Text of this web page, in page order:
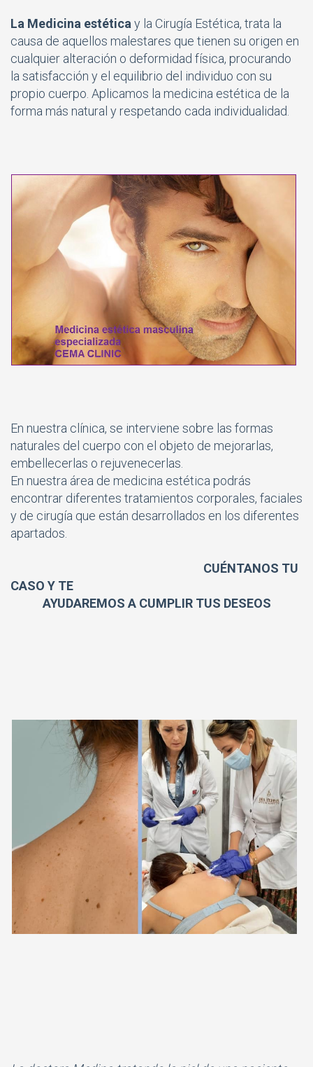
La Medicina estéticay la Cirugía Estética, trata la
causa de aquellos malestares que tienen su origen en
cualquier alteración o deformidad física, procurando
la satisfacción y el equilibrio del individuo con su
propio cuerpo. Aplicamos la medicina estética de la
forma más natural y respetando cada individualidad.
En nuestra clínica, se interviene sobre las formas
naturales del cuerpo con el objeto de mejorarlas,
embellecerlas o rejuvenecerlas.
En nuestra área de medicina estética podrás
encontrar diferentes tratamientos corporales, faciales
y de cirugía que están desarrollados en los diferentes
apartados.
CUÉNTANOS TU
CASO Y TE
AYUDAREMOS A CUMPLIR TUS DESEOS